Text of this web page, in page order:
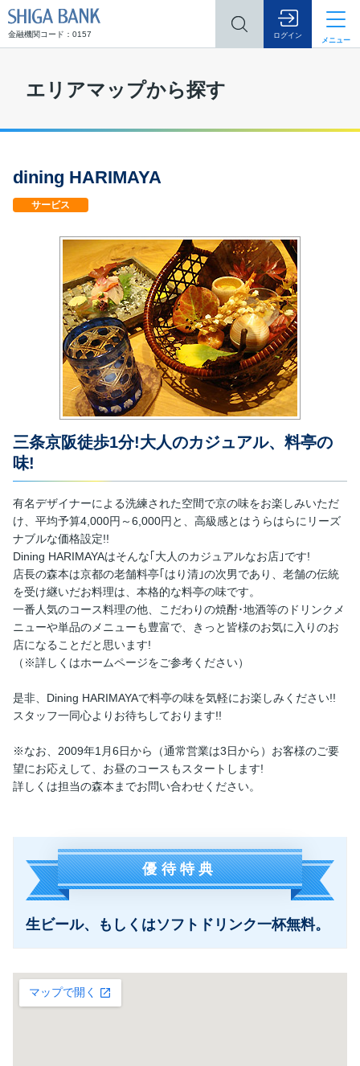
金融機関コード：0157 ログイン
メニュー
エリアマップから探す
dining HARIMAYA
サービス
三条京阪徒歩1分!大人のカジュアル、料亭の
味!
有名デザイナーによる洗練された空間で京の味をお楽しみいただ
け、平均予算4,000円～6,000円と、高級感とはうらはらにリーズ
ナブルな価格設定!!
Dining HARIMAYAはそんな｢大人のカジュアルなお店｣です!
店長の森本は京都の老舗料亭｢はり清｣の次男であり、老舗の伝統
を受け継いだお料理は、本格的な料亭の味です。
一番人気のコース料理の他、こだわりの焼酎･地酒等のドリンクメ
ニューや単品のメニューも豊富で、きっと皆様のお気に入りのお
店になることだと思います!
（※詳しくはホームページをご参考ください）
是非、Dining HARIMAYAで料亭の味を気軽にお楽しみください!!
スタッフ一同心よりお待ちしております!!
※なお、2009年1月6日から（通常営業は3日から）お客様のご要
望にお応えして、お昼のコースもスタートします!
詳しくは担当の森本までお問い合わせください。
優待特典
生ビール、もしくはソフトドリンク一杯無料。